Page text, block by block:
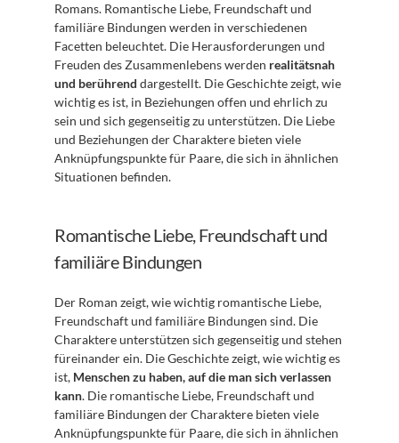
Romans. Romantische Liebe, Freundschaft und
familiäre Bindungen werden in verschiedenen
Facetten beleuchtet. Die Herausforderungen und
Freuden des Zusammenlebens werden realitätsnah
und berührend dargestellt. Die Geschichte zeigt, wie
wichtig es ist, in Beziehungen offen und ehrlich zu
sein und sich gegenseitig zu unterstützen. Die Liebe
und Beziehungen der Charaktere bieten viele
Anknüpfungspunkte für Paare, die sich in ähnlichen
Situationen befinden.
Romantische Liebe, Freundschaft und
familiäre Bindungen
Der Roman zeigt, wie wichtig romantische Liebe,
Freundschaft und familiäre Bindungen sind. Die
Charaktere unterstützen sich gegenseitig und stehen
füreinander ein. Die Geschichte zeigt, wie wichtig es
ist, Menschen zu haben, auf die man sich verlassen
kann. Die romantische Liebe, Freundschaft und
familiäre Bindungen der Charaktere bieten viele
Anknüpfungspunkte für Paare, die sich in ähnlichen